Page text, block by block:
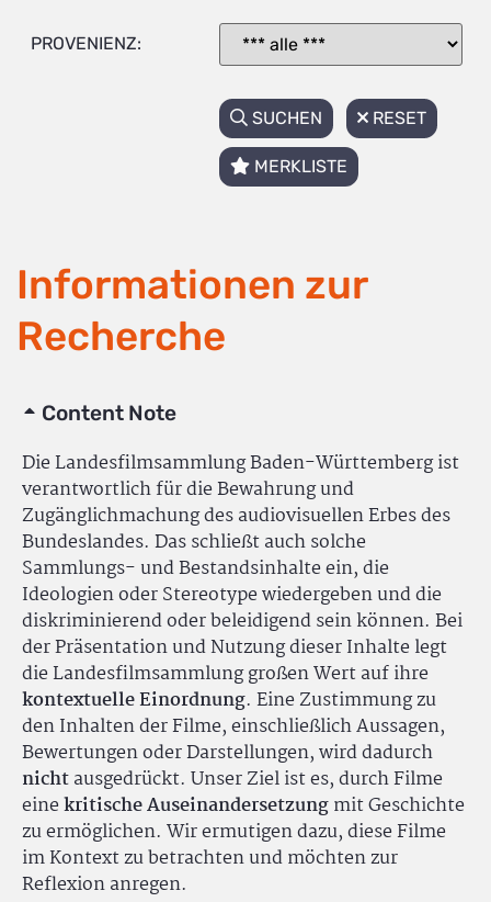
PROVENIENZ:
SUCHEN RESET
MERKLISTE
Informationen zur
Recherche
Content Note
Die Landesfilmsammlung Baden-Württemberg ist
verantwortlich für die Bewahrung und
Zugänglichmachung des audiovisuellen Erbes des
Bundeslandes. Das schließt auch solche
Sammlungs- und Bestandsinhalte ein, die
Ideologien oder Stereotype wiedergeben und die
diskriminierend oder beleidigend sein können. Bei
der Präsentation und Nutzung dieser Inhalte legt
die Landesfilmsammlung großen Wert auf ihre
kontextuelle Einordnung. Eine Zustimmung zu
den Inhalten der Filme, einschließlich Aussagen,
Bewertungen oder Darstellungen, wird dadurch
nichtausgedrückt. Unser Ziel ist es, durch Filme
einekritische Auseinandersetzungmit Geschichte
zu ermöglichen. Wir ermutigen dazu, diese Filme
im Kontext zu betrachten und möchten zur
Reflexion anregen.